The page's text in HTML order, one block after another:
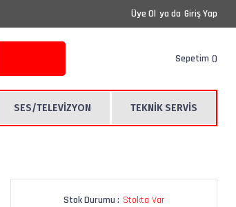
Üye Ol ya da Giriş Yap
Sepetim
SES/TELEVİZYON TEKNİK SERVİS
Stok Durumu : Stokta Var